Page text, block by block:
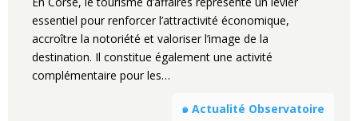
essentiel pour renforcer l’attractivité économique,
accroître la notoriété et valoriser l’image de la
destination. Il constitue également une activité
complémentaire pour les…
๑ Actualité Observatoire